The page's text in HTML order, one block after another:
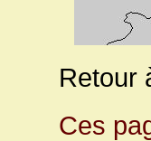
Retour
Ces